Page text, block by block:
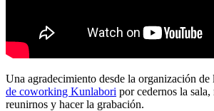
Una agradecimiento desde la organización de
de coworking Kunlabori por cedernos la
reunirnos y hacer la grabación.